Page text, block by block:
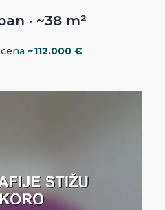
· ~38 m²
~112.000 €